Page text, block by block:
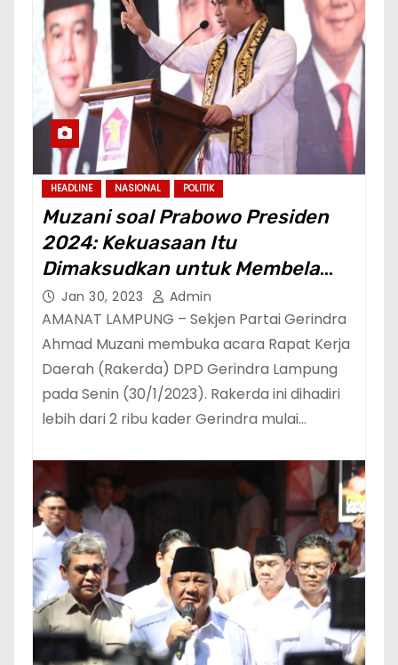
HEADLINE NASIONAL POLITIK
Muzani soal Prabowo Presiden
2024: Kekuasaan Itu
Dimaksudkan untuk Membela
Rakyat Kecil dan Terpinggirkan
Jan 30, 2023 Admin
AMANAT LAMPUNG – Sekjen Partai Gerindra
Ahmad Muzani membuka acara Rapat Kerja
Daerah (Rakerda) DPD Gerindra Lampung
pada Senin (30/1/2023). Rakerda ini dihadiri
lebih dari 2 ribu kader Gerindra mulai…